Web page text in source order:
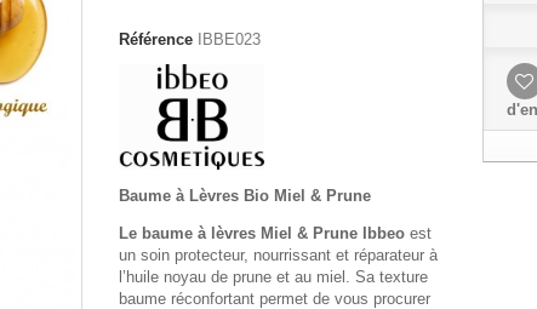
Référence IBBE023
Baume à Lèvres Bio Miel & Prune
Le baume à lèvres Miel & Prune Ibbeo est
un soin protecteur, nourrissant et réparateur à
l’huile noyau de prune et au miel. Sa texture
baume réconfortant permet de vous procurer